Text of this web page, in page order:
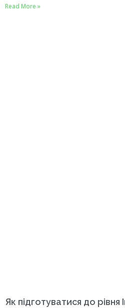
Read More »
Як підготуватися до